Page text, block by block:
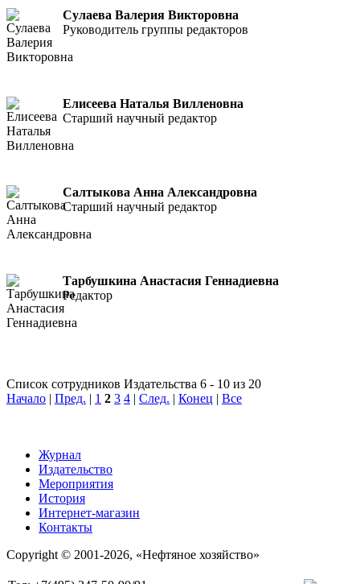
Сулаева Валерия Викторовна
Руководитель группы редакторов
Елисеева Наталья Вилленовна
Старший научный редактор
Салтыкова Анна Александровна
Старший научный редактор
Тарбушкина Анастасия Геннадиевна
Редактор
Список сотрудников Издательства 6 - 10 из 20
Начало | Пред. | 1 2 3 4 | След. | Конец | Все
Журнал
Издательство
Мероприятия
История
Интернет-магазин
Контакты
Copyright © 2001-2026, «Нефтяное хозяйство»